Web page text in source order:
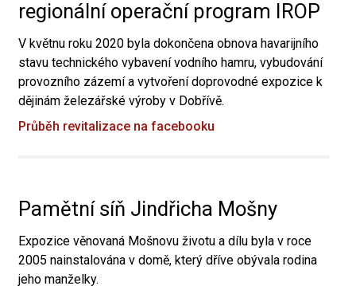
regionální operační program IROP
V květnu roku 2020 byla dokončena obnova havarijního
stavu technického vybavení vodního hamru, vybudování
provozního zázemí a vytvoření doprovodné expozice k
dějinám železářské výroby v Dobřívě.
Průběh revitalizace na facebooku
Pamětní síň Jindřicha Mošny
Expozice věnovaná Mošnovu životu a dílu byla v roce
2005 nainstalována v domě, který dříve obývala rodina
jeho manželky.